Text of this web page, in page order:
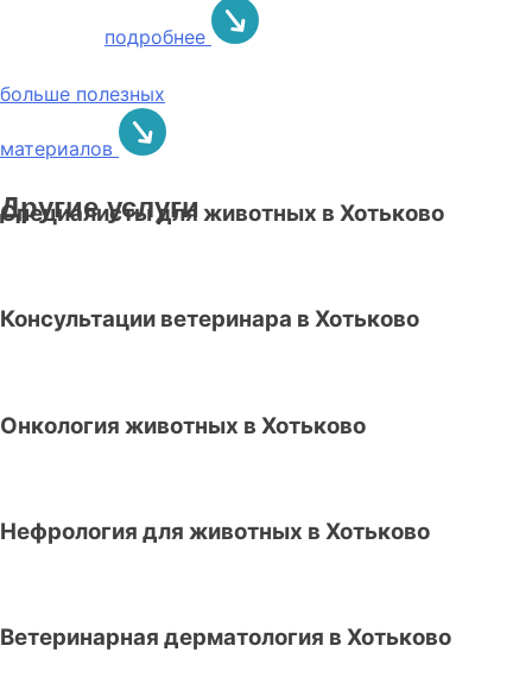
подробнее
больше полезных
материалов
Другие услуги
Специалисты для животных в Хотьково
Консультации ветеринара в Хотьково
Онкология животных в Хотьково
Нефрология для животных в Хотьково
Ветеринарная дерматология в Хотьково